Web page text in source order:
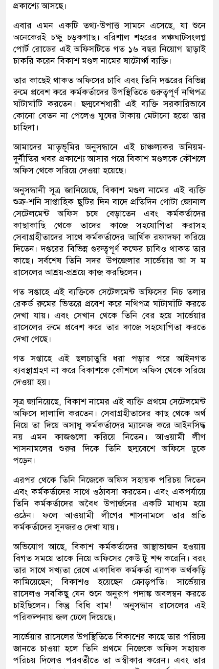
প্রকাশ্যে আসছে।
এবার এমন একটি তথ্য-উপাত্ত সামনে এসেছে, যা শুনে
অনেকেরই চক্ষু চড়কগাছ। বরিশাল শহরের লঞ্চঘাটসংলগ্ন
পোর্ট রোডের এই অফিসটিতে গত ১৬ বছর নিয়োগ ছাড়াই
চাকরি করেন বিকাশ মণ্ডল নামের ষাটোর্ধ্ব ব্যক্তি।
তার কাছেই থাকত অফিসের চাবি এবং তিনি দপ্তরের বিভিন্ন
রুমে প্রবেশ করে কর্মকর্তাদের উপস্থিতিতে গুরুত্বপূর্ণ নথিপত্র
ঘাঁটাঘাঁটি করতেন। ছদ্মবেশধারী এই ব্যক্তি সরকারিভাবে
কোনো বেতন না পেলেও ঘুষের টাকায় মেটানো হতো তার
চাহিদা।
আমাদের মাতৃভূমির অনুসন্ধানে এই চাঞ্চল্যকর অনিয়ম-
দুর্নীতির খবর প্রকাশ্যে আসার পরে বিকাশ মণ্ডলকে কৌশলে
অফিস থেকে সরিয়ে দেওয়া হয়েছে।
অনুসন্ধানী সূত্র জানিয়েছে, বিকাশ মণ্ডল নামের এই ব্যক্তি
শুক্র-শনি সাপ্তাহিক ছুটির দিন বাদে প্রতিদিন গোটা জোনাল
সেটেলমেন্ট অফিস চষে বেড়াতেন এবং কর্মকর্তাদের
কাছাকাছি থেকে তাদের কাজে সহযোগিতা করাসহ
সেবাগ্রহীতাদের সাথে কর্মকর্তাদের আর্থিক রফাদফা করিয়ে
দিতেন। দপ্তরের বিভিন্ন গুরুত্বপূর্ণ কক্ষের চাবিও থাকত তার
কাছে। সর্বশেষ তিনি সদর উপজেলার সার্ভেয়ার আ স ম
রাসেলের আশ্রয়-প্রশ্রয়ে কাজ করছিলেন।
গত সপ্তাহে এই ব্যক্তিকে সেটেলমেন্ট অফিসের নিচ তলার
রেকর্ড রুমের ভিতরে প্রবেশ করে নথিপত্র ঘাঁটাঘাঁটি করতে
দেখা যায়। এবং সেখান থেকে তিনি বের হয়ে সার্ভেয়ার
রাসেলের রুমে প্রবেশ করে তার কাজে সহযোগিতা করতে
দেখা গেছে।
গত সপ্তাহে এই ছলচাতুরি ধরা পড়ার পরে আইনগত
ব্যবস্থাগ্রহণ না করে বিকাশকে কৌশলে অফিস থেকে সরিয়ে
দেওয়া হয়।
সূত্র জানিয়েছে, বিকাশ নামের এই ব্যক্তি প্রথমে সেটেলমেন্ট
অফিসে দালালি করতেন। সেবাগ্রহীতাদের কাছ থেকে অর্থ
নিয়ে তা দিয়ে অসাধু কর্মকর্তাদের ম্যানেজ করে আইনসিদ্ধ
নয় এমন কাজগুলো করিয়ে নিতেন। আওয়ামী লীগ
শাসনামলের শুরুর দিকে তিনি ছদ্মবেশে অফিসে ঢুকে
পড়েন।
এরপর থেকে তিনি নিজেকে অফিস সহায়ক পরিচয় দিতেন
এবং কর্মকর্তাদের সাথে ওঠাবসা করতেন। এবং একপর্যায়ে
তিনি কর্মকর্তাদের অবৈধ উপার্জনের একটি মাধ্যম হয়ে
ওঠেন। ফলে আওয়ামী লীগের শাসনামলে তার প্রতি
কর্মকর্তাদের সুনজরও দেখা যায়।
অভিযোগ আছে, বিকাশ কর্মকর্তাদের আস্থাভাজন হওয়ায়
বিগত সময়ে তাকে নিয়ে অফিসের কেউ টু শব্দ করেনি। বরং
তার সাথে সখ্যতা রেখে একাধিক কর্মকর্তা ব্যাপক অর্থকড়ি
কামিয়েছেন; বিকাশও হয়েছেন ক্রোড়পতি। সার্ভেয়ার
রাসেলও সবকিছু যেন শুনে অনুরূপ পদাঙ্ক অবলম্বন করতে
চাইছিলেন। কিন্তু বিধি বাম! অনুসন্ধান রাসেলের এই
পরিকল্পনায় জল ঢেলে দিয়েছে।
সার্ভেয়ার রাসেলের উপস্থিতিতে বিকাশের কাছে তার পরিচয়
জানতে চাওয়া হলে তিনি প্রথমে নিজেকে অফিস সহায়ক
পরিচয় দিলেও পরবর্তীতে তা অস্বীকার করেন। এবং তার